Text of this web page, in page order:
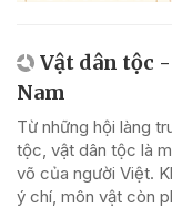
Vật dân tộc
Nam
Từ những hội làng
tộc, vật dân tộc là
võ của người Việt.
ý chí, môn vật còn